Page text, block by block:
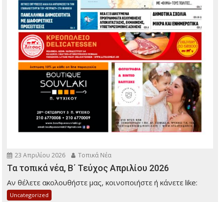
23 Απριλίου 2026 Τοπικά Νέα
Τα τοπικά νέα, Β΄ Τεύχος Απριλίου 2026
Αν θέλετε ακολουθήστε μας, κοινοποιήστε ή κάνετε like:
Uncategorized